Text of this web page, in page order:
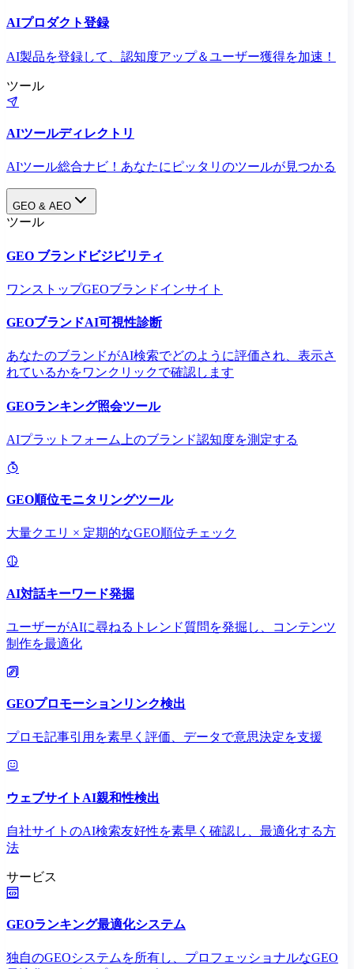
AIプロダクト登録
AI製品を登録して、認知度アップ＆ユーザー獲得を加速！
ツール
AIツールディレクトリ
AIツール総合ナビ！あなたにピッタリのツールが見つかる
GEO & AEO
ツール
GEO ブランドビジビリティ
ワンストップGEOブランドインサイト
GEOブランドAI可視性診断
あなたのブランドがAI検索でどのように評価され、表示さ
れているかをワンクリックで確認します
GEOランキング照会ツール
AIプラットフォーム上のブランド認知度を測定する
GEO順位モニタリングツール
大量クエリ × 定期的なGEO順位チェック
AI対話キーワード発掘
ユーザーがAIに尋ねるトレンド質問を発掘し、コンテンツ
制作を最適化
GEOプロモーションリンク検出
プロモ記事引用を素早く評価、データで意思決定を支援
ウェブサイトAI親和性検出
自社サイトのAI検索友好性を素早く確認し、最適化する方
法
サービス
GEOランキング最適化システム
独自のGEOシステムを所有し、プロフェッショナルなGEO